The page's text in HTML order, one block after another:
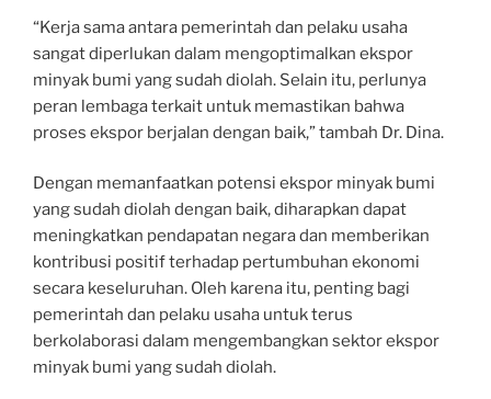
“Kerja sama antara pemerintah dan pelaku usaha
sangat diperlukan dalam mengoptimalkan ekspor
minyak bumi yang sudah diolah. Selain itu, perlunya
peran lembaga terkait untuk memastikan bahwa
proses ekspor berjalan dengan baik,” tambah Dr. Dina.
Dengan memanfaatkan potensi ekspor minyak bumi
yang sudah diolah dengan baik, diharapkan dapat
meningkatkan pendapatan negara dan memberikan
kontribusi positif terhadap pertumbuhan ekonomi
secara keseluruhan. Oleh karena itu, penting bagi
pemerintah dan pelaku usaha untuk terus
berkolaborasi dalam mengembangkan sektor ekspor
minyak bumi yang sudah diolah.